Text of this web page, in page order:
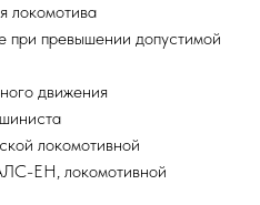
локомотива
при превышении допустимой
движения
локомотивной
ЕН, локомотивной